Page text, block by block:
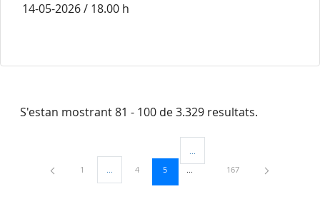
14-05-2026 / 18.00 h
S'estan mostrant 81 - 100 de 3.329 resultats.
Pàgina
1 ...Pàgines intermèdies Utilitzeu TAB per navegar.
Pàgina
4 Pàgina
5
Pàgines intermèdies Utilitzeu TAB
Pàgina
167